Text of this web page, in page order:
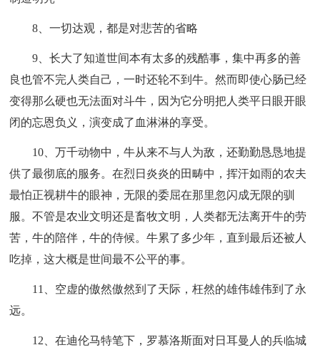
8、一切达观，都是对悲苦的省略
9、长大了知道世间本有太多的残酷事，集中再多的善
良也管不完人类自己，一时还轮不到牛。然而即使心肠已经
变得那么硬也无法面对斗牛，因为它分明把人类平日眼开眼
闭的忘恩负义，演变成了血淋淋的享受。
10、万千动物中，牛从来不与人为敌，还勤勤恳恳地提
供了最彻底的服务。在烈日炎炎的田畴中，挥汗如雨的农夫
最怕正视耕牛的眼神，无限的委屈在那里忽闪成无限的驯
服。不管是农业文明还是畜牧文明，人类都无法离开牛的劳
苦，牛的陪伴，牛的侍候。牛累了多少年，直到最后还被人
吃掉，这大概是世间最不公平的事。
11、空虚的傲然傲然到了天际，枉然的雄伟雄伟到了永
远。
12、在迪伦马特笔下，罗慕洛斯面对日耳曼人的兵临城